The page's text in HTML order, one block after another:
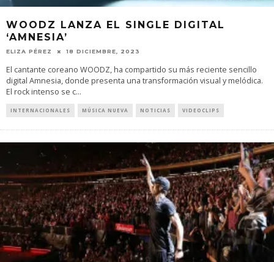
WOODZ LANZA EL SINGLE DIGITAL
‘AMNESIA’
ELIZA PÉREZ 18 DICIEMBRE, 2023
El cantante coreano WOODZ, ha compartido su más reciente sencillo
digital Amnesia, donde presenta una transformación visual y melódica.
El rock intenso se c...
INTERNACIONALES MÚSICA NUEVA NOTICIAS VIDEOCLIPS